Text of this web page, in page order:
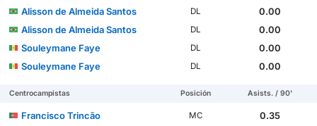
Alisson de Almeida Santos
DL
0.00
Alisson de Almeida Santos
DL
0.00
Souleymane Faye
DL
0.00
Souleymane Faye
DL 0.00
Centrocampistas Posición Asists. / 90'
Francisco Trincão MC
0.35